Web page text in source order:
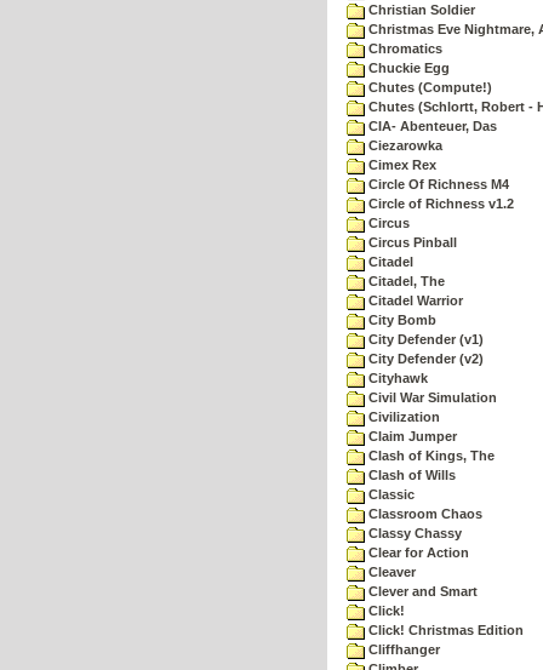
Christian Soldier
Christmas Eve Nightmare,
Chromatics
Chuckie Egg
Chutes (Compute!)
Chutes (Schlortt, Robert -
CIA- Abenteuer, Das
Ciezarowka
Cimex Rex
Circle Of Richness M4
Circle of Richness v1.2
Circus
Circus Pinball
Citadel
Citadel, The
Citadel Warrior
City Bomb
City Defender (v1)
City Defender (v2)
Cityhawk
Civil War Simulation
Civilization
Claim Jumper
Clash of Kings, The
Clash of Wills
Classic
Classroom Chaos
Classy Chassy
Clear for Action
Cleaver
Clever and Smart
Click!
Click! Christmas Edition
Cliffhanger